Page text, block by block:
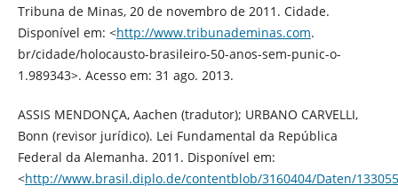
Tribuna de Minas, 20 de novembro de 2011. Cidade.
Disponível em: <http://www.tribunademinas.com.
br/cidade/holocausto-brasileiro-50-anos-sem-punic-o-
1.989343>. Acesso em: 31 ago. 2013.
ASSIS MENDONÇA, Aachen (tradutor); URBANO CARVELLI,
Bonn (revisor jurídico). Lei Fundamental da República
Federal da Alemanha. 2011. Disponível em:
<http://www.brasil.diplo.de/contentblob/3160404/Daten/